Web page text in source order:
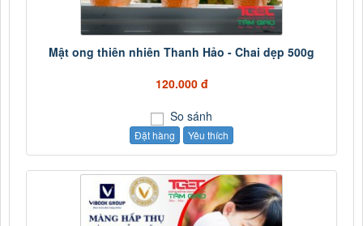
Mật ong thiên nhiên Thanh Hảo - Chai dẹp 500g
120.000 đ
So sánh
Đặt hàng Yêu thích